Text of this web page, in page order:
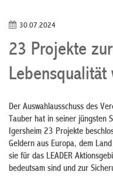
30.07.2024
23 Projekte
Der Auswahlausschuss des
Tauber hat in seiner jüngsten
Igersheim 23 Projekte
Geldern aus Europa, dem
sie für das LEADER
bedeutsam sind und zur